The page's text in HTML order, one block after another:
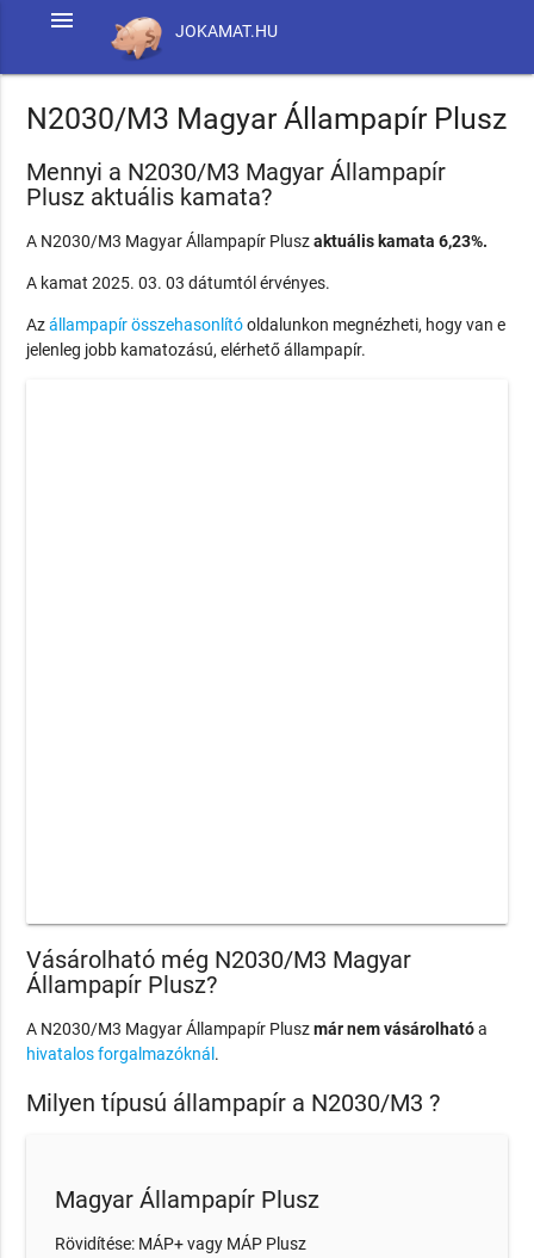
JOKAMAT.HU
menu
N2030/M3 Magyar Állampapír Plusz
Mennyi a N2030/M3 Magyar Állampapír
Plusz aktuális kamata?
A N2030/M3 Magyar Állampapír Pluszaktuális kamata 6,23%.
A kamat 2025. 03. 03 dátumtól érvényes.
Azállampapír összehasonlítóoldalunkon megnézheti, hogy van e
jelenleg jobb kamatozású, elérhető állampapír.
Vásárolható még N2030/M3 Magyar
Állampapír Plusz?
A N2030/M3 Magyar Állampapír Pluszmár nem vásárolhatóa
hivatalos forgalmazóknál .
Milyen típusú állampapír a N2030/M3 ?
Magyar Állampapír Plusz
Rövidítése: MÁP+ vagy MÁP Plusz